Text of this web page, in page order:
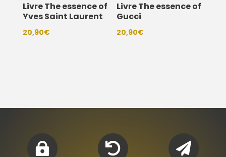
Livre The essence of
Yves Saint Laurent
20,90€
Livre The essence of
Gucci
20,90€
  